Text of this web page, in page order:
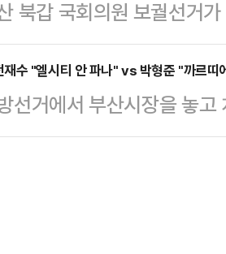
후보의 평택 거주 방식에
…
식 선거운동 개막을 일주
의 승부수를 던진 두 후보
의뢰로 지난 5~6일 무선
보는 41%, 김 후보는 40%
가…
북갑 국회의원 보궐선거
동훈 후보의 3파전 구도
격차가 좁혀지며 판세가 안
보와 각기 다른 선거 전략
갑 국회의원 보궐선거에
수 "엘시티 안 파나" vs 박형준 "까르
선거에서 부산시장을 놓
당 후보와 박형준 국민의